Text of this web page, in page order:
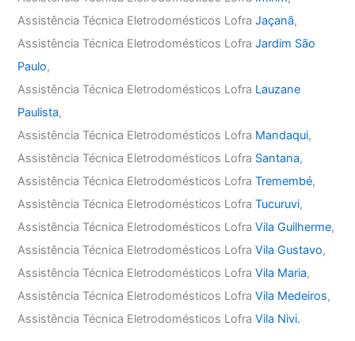
Assistência Técnica Eletrodomésticos LofraJaçanã,
Assistência Técnica Eletrodomésticos LofraJardim São
Paulo,
Assistência Técnica Eletrodomésticos Lofra Lauzane
Paulista,
Assistência Técnica Eletrodomésticos Lofra Mandaqui,
Assistência Técnica Eletrodomésticos Lofra Santana,
Assistência Técnica Eletrodomésticos LofraTremembé,
Assistência Técnica Eletrodomésticos LofraTucuruvi,
Assistência Técnica Eletrodomésticos LofraVila Guilherme,
Assistência Técnica Eletrodomésticos LofraVila Gustavo,
Assistência Técnica Eletrodomésticos LofraVila Maria,
Assistência Técnica Eletrodomésticos LofraVila Medeiros,
Assistência Técnica Eletrodomésticos LofraVila Nivi.